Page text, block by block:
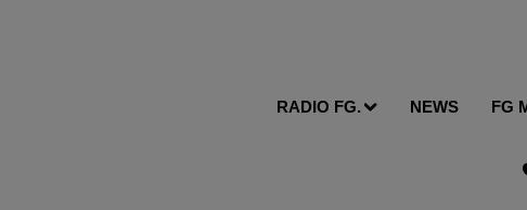
RADIO FG. NEWS FG